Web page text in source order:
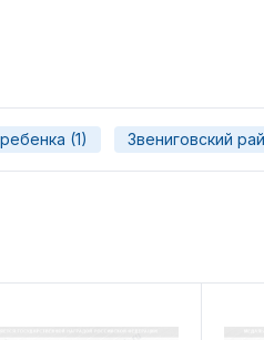
(1) Звениговский